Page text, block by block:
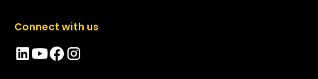
Connect with us